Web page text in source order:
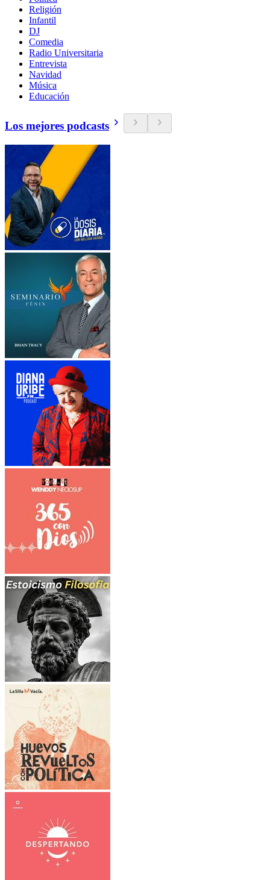
Religión
Infantil
DJ
Comedia
Radio Universitaria
Entrevista
Navidad
Música
Educación
Los mejores podcasts